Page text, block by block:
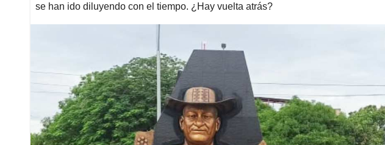
se han ido diluyendo con el tiempo. ¿Hay vuelta atrás?